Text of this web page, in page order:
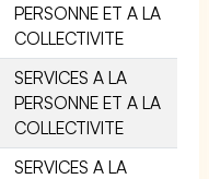
PERSONNE ET A LA
COLLECTIVITE
SERVICES A LA
PERSONNE ET A LA
COLLECTIVITE
SERVICES A LA